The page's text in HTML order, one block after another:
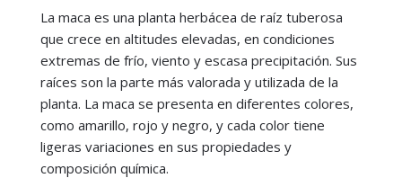
La maca es una planta herbácea de raíz tuberosa
que crece en altitudes elevadas, en condiciones
extremas de frío, viento y escasa precipitación. Sus
raíces son la parte más valorada y utilizada de la
planta. La maca se presenta en diferentes colores,
como amarillo, rojo y negro, y cada color tiene
ligeras variaciones en sus propiedades y
composición química.